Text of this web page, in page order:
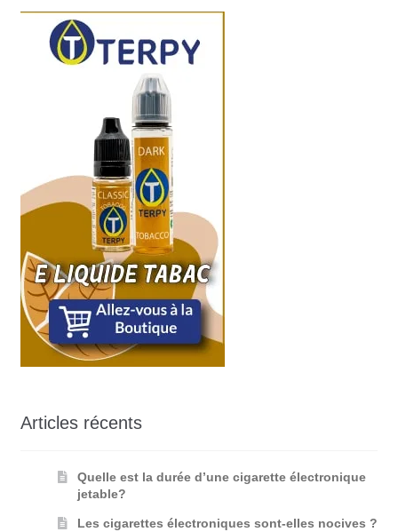
Articles récents
Quelle est la durée d’une cigarette électronique
jetable?
Les cigarettes électroniques sont-elles nocives ?